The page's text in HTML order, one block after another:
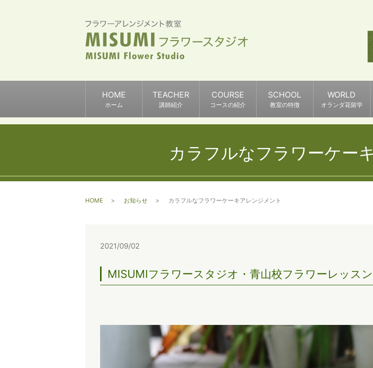
HOME
ホーム
TEACHER
講師紹介
COURSE
コースの紹介
SCHOOL
教室の特徴
WORLD
オランダ花留学
カラフルなフラワーケー
HOME お知らせ カラフルなフラワーケーキアレンジメント
2021/09/02
MISUMIフラワースタジオ・青山校フラワーレッス